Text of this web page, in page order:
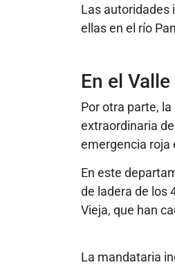
Las autoridades
ellas en el río
En el Valle
Por otra parte,
extraordinaria
emergencia roja
En este
de ladera de los
Vieja, que han
La mandataria